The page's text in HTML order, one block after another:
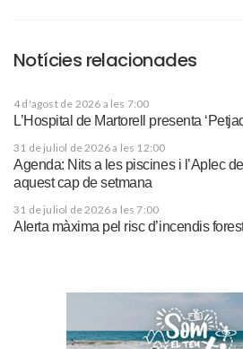
Notícies relacionades
4 d'agost de 2026 a les 7:00
L’Hospital de Martorell presenta
31 de juliol de 2026 a les 12:00
Agenda: Nits a les piscines i l’Aplec
aquest cap de setmana
31 de juliol de 2026 a les 7:00
Alerta màxima pel risc d’incendis